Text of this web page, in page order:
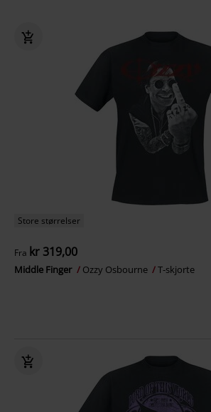
Store størrelser
Fra kr 319,00
Middle Finger Ozzy Osbourne T-skjorte